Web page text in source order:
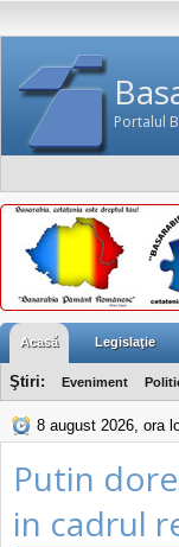
Portalul
Acasă Legislaţie
Ştiri: Eveniment
8 august 2026, ora
Putin
in cadrul